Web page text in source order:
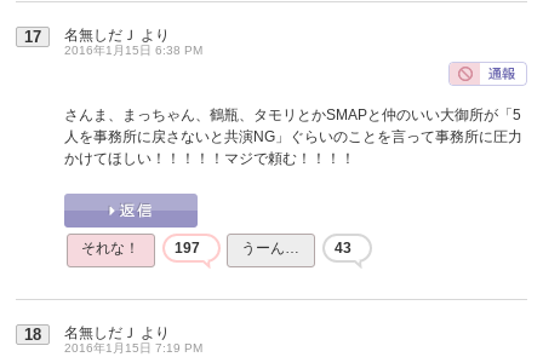
17 名無しだＪ より
2016年1月15日 6:38 PM
さんま、まっちゃん、鶴瓶、タモリとかSMAPと仲のいい大御所が「5
人を事務所に戻さないと共演NG」ぐらいのことを言って事務所に圧力
かけてほしい！！！！！マジで頼む！！！！
それな！ 197 うーん… 43
18 名無しだＪ より
2016年1月15日 7:19 PM